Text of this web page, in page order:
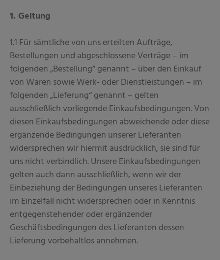
1. Geltung
1.1 Für sämtliche von uns erteilten Aufträge,
Bestellungen und abgeschlossene Verträge – im
folgenden „Bestellung“ genannt – über den Einkauf
von Waren sowie Werk- oder Dienstleistungen – im
folgenden „Lieferung“ genannt – gelten
ausschließlich vorliegende Einkaufsbedingungen. Von
diesen Einkaufsbedingungen abweichende oder diese
ergänzende Bedingungen unserer Lieferanten
widersprechen wir hiermit ausdrücklich, sie sind für
uns nicht verbindlich. Unsere Einkaufsbedingungen
gelten auch dann ausschließlich, wenn wir der
Einbeziehung der Bedingungen unseres Lieferanten
im Einzelfall nicht widersprechen oder in Kenntnis
entgegenstehender oder ergänzender
Geschäftsbedingungen des Lieferanten dessen
Lieferung vorbehaltlos annehmen.